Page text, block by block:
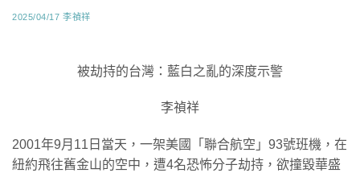
2025/04/17 李禎祥
被劫持的台灣：藍白之亂的深度示警
李禎祥
2001年9月11日當天，一架美國「聯合航空」93號班機，在
紐約飛往舊金山的空中，遭4名恐怖分子劫持，欲撞毀華盛